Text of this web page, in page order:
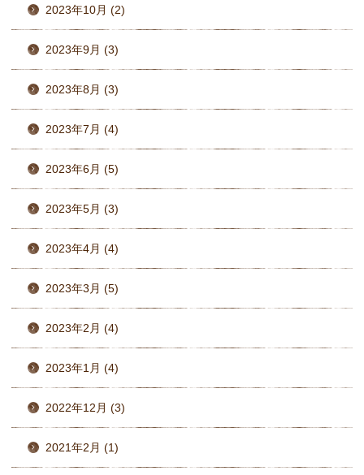
2023年10月 (2)
2023年9月 (3)
2023年8月 (3)
2023年7月 (4)
2023年6月 (5)
2023年5月 (3)
2023年4月 (4)
2023年3月 (5)
2023年2月 (4)
2023年1月 (4)
2022年12月 (3)
2021年2月 (1)